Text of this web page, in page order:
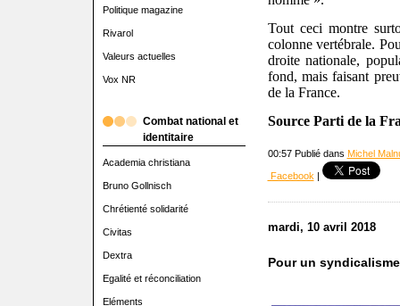
Politique magazine
Rivarol
Valeurs actuelles
Vox NR
Combat national et
identitaire
Academia christiana
Bruno Gollnisch
Chrétienté solidarité
Civitas
Dextra
Egalité et réconciliation
Eléments
Tout ceci montre
colonne vertébrale.
droite nationale,
fond, mais faisant
de la France.
Source Parti de la
00:57 Publié dans Michel
Facebook |
mardi, 10 avril 2018
Pour un